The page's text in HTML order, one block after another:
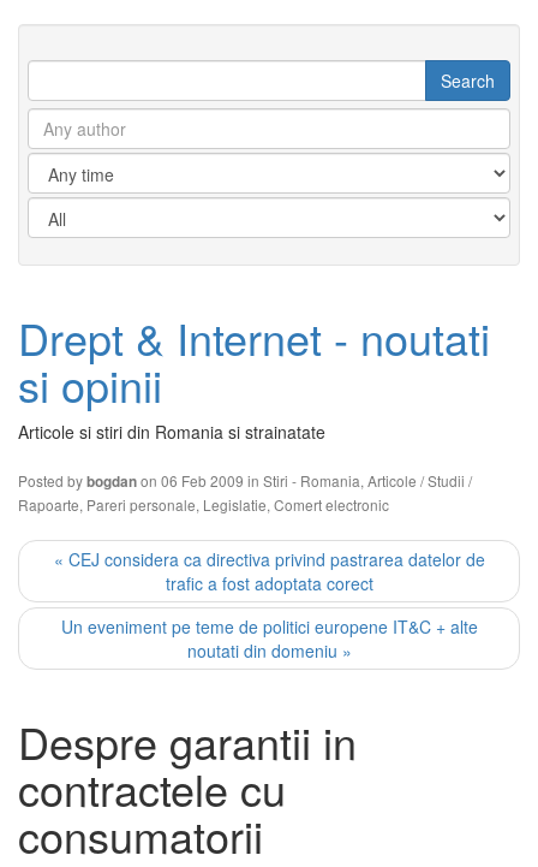
Drept & Internet - noutati
si opinii
Articole si stiri din Romania si strainatate
Posted bybogdanon 06 Feb 2009 in Stiri - Romania, Articole / Studii /
Rapoarte, Pareri personale, Legislatie, Comert electronic
« CEJ considera ca directiva privind pastrarea datelor de
trafic a fost adoptata corect
Un eveniment pe teme de politici europene IT&C + alte
noutati din domeniu »
Despre garantii in
contractele cu
consumatorii